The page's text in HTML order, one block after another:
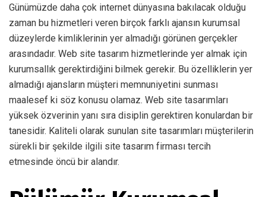
Günümüzde daha çok internet dünyasına bakılacak olduğu
zaman bu hizmetleri veren birçok farklı ajansın kurumsal
düzeylerde kimliklerinin yer almadığı görünen gerçekler
arasındadır. Web site tasarım hizmetlerinde yer almak için
kurumsallık gerektirdiğini bilmek gerekir. Bu özelliklerin yer
almadığı ajansların müşteri memnuniyetini sunması
maalesef ki söz konusu olamaz. Web site tasarımları
yüksek özverinin yanı sıra disiplin gerektiren konulardan bir
tanesidir. Kaliteli olarak sunulan site tasarımları müşterilerin
sürekli bir şekilde ilgili site tasarım firması tercih
etmesinde öncü bir alandır.